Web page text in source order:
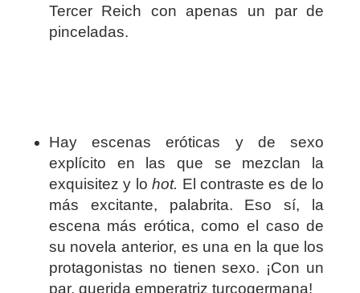
Tercer Reich con apenas un par de
pinceladas.
Hay escenas eróticas y de sexo
explícito en las que se mezclan la
exquisitez y lohot. El contraste es de lo
más excitante, palabrita. Eso sí, la
escena más erótica, como el caso de
su novela anterior, es una en la que los
protagonistas no tienen sexo. ¡Con un
par, querida emperatriz turcogermana!